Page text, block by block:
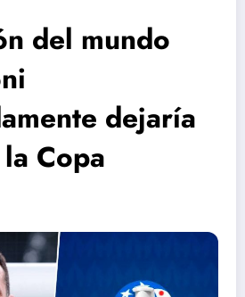
del mundo
dejaría
Copa